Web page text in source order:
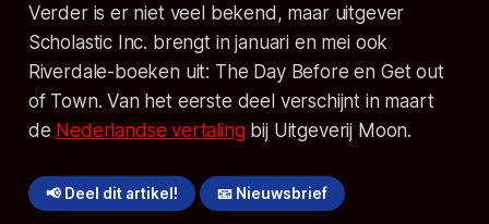
Verder is er niet veel bekend, maar uitgever
Scholastic Inc. brengt in januari en mei ook
Riverdale-boeken uit: The Day Before en Get out
of Town. Van het eerste deel verschijnt in maart
de Nederlandse vertalingbij Uitgeverij Moon.
📢 Deel dit artikel! 📧 Nieuwsbrief